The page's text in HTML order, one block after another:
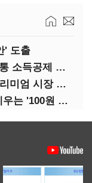
' 도출
KTX 출퇴근족 혜택 축소…대중교통 소득공제 개편
조용히 오르는 연회비…카드사 프리미엄 시장 정조준
40도 넘나드는 폭염…실손 빈틈 메우는 '100원 미니보험'